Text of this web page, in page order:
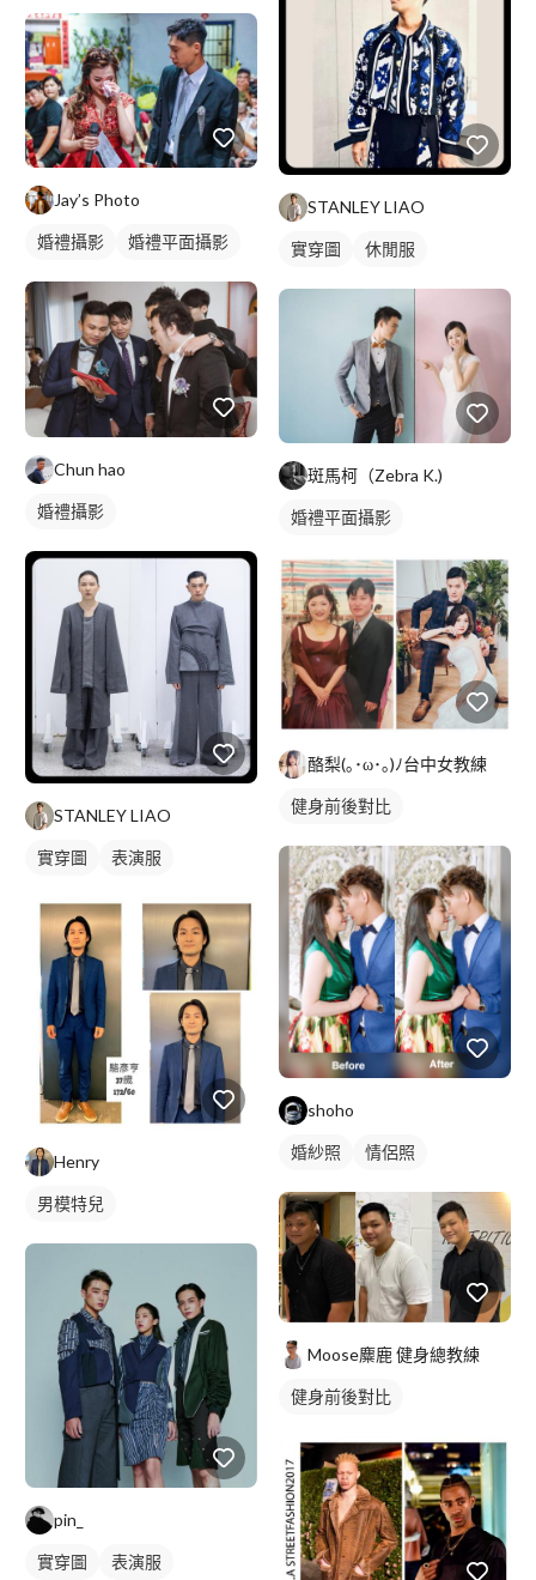
Jay’s Photo
婚禮攝影 婚禮平面攝影
Chun hao
婚禮攝影
STANLEY LIAO
實穿圖 表演服
Henry
男模特兒
pin_
實穿圖 表演服
STANLEY LIAO
實穿圖 休閒服
斑馬柯（Zebra K.)
婚禮平面攝影
酪梨(｡･ω･｡)ﾉ台中女教練
健身前後對比
shoho
婚紗照 情侶照
Moose麋鹿 健身總教練
健身前後對比